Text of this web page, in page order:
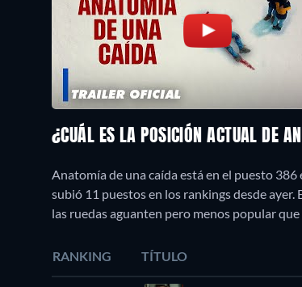
¿CUÁL ES LA POSICIÓN ACTUAL DE
Anatomía de una caída está en el puesto
subió 11 puestos en los rankings desde
las ruedas aguanten pero menos popular que
RANKING TÍTULO